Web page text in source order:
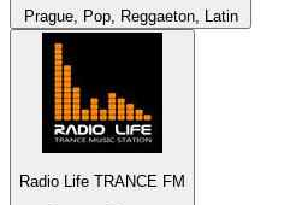
Prague, Pop, Reggaeton, Latin
Radio Life TRANCE FM